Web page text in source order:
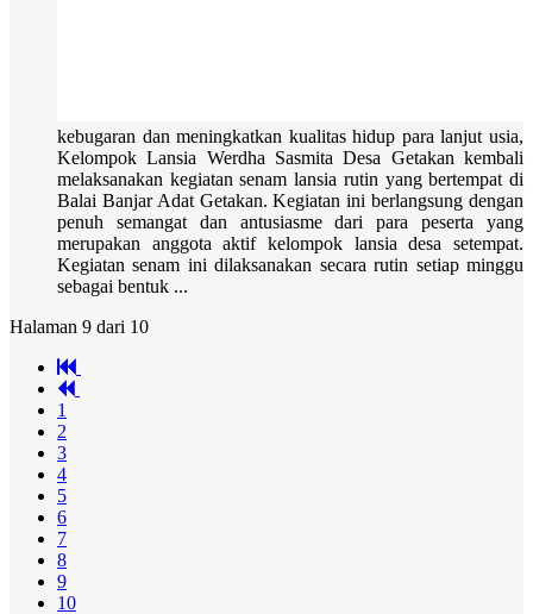
kebugaran dan meningkatkan kualitas hidup para lanjut usia,
Kelompok Lansia Werdha Sasmita Desa Getakan kembali
melaksanakan kegiatan senam lansia rutin yang bertempat di
Balai Banjar Adat Getakan. Kegiatan ini berlangsung dengan
penuh semangat dan antusiasme dari para peserta yang
merupakan anggota aktif kelompok lansia desa setempat.
Kegiatan senam ini dilaksanakan secara rutin setiap minggu
sebagai bentuk ...
Halaman 9 dari 10
1
2
3
4
5
6
7
8
9
10